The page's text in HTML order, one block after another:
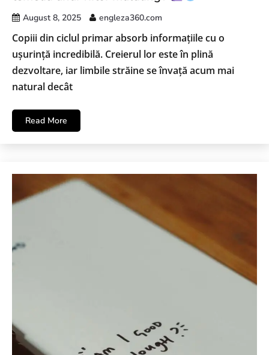
August 8, 2025 engleza360.com
Copiii din ciclul primar absorb informațiile cu o
ușurință incredibilă. Creierul lor este în plină
dezvoltare, iar limbile străine se învață acum mai
natural decât
Read More